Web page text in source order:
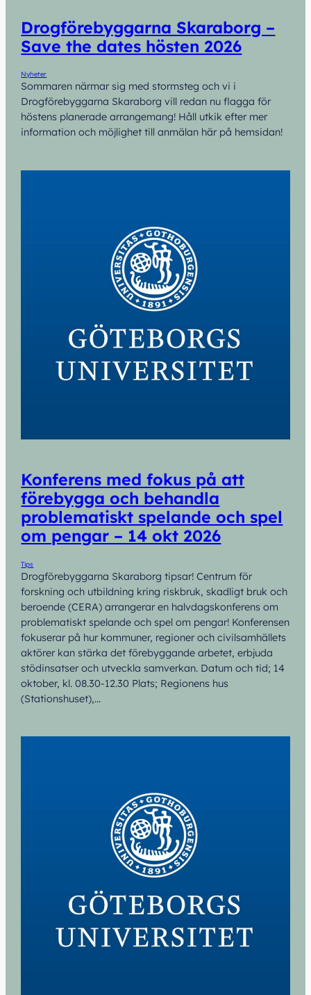
Drogförebyggarna Skaraborg –
Save the dates hösten 2026
Nyheter
Sommaren närmar sig med stormsteg och vi i
Drogförebyggarna Skaraborg vill redan nu flagga för
höstens planerade arrangemang! Håll utkik efter mer
information och möjlighet till anmälan här på hemsidan!
Konferens med fokus på att
förebygga och behandla
problematiskt spelande och spel
om pengar – 14 okt 2026
Tips
Drogförebyggarna Skaraborg tipsar! Centrum för
forskning och utbildning kring riskbruk, skadligt bruk och
beroende (CERA) arrangerar en halvdagskonferens om
problematiskt spelande och spel om pengar! Konferensen
fokuserar på hur kommuner, regioner och civilsamhällets
aktörer kan stärka det förebyggande arbetet, erbjuda
stödinsatser och utveckla samverkan. Datum och tid; 14
oktober, kl. 08.30-12.30 Plats; Regionens hus
(Stationshuset),…